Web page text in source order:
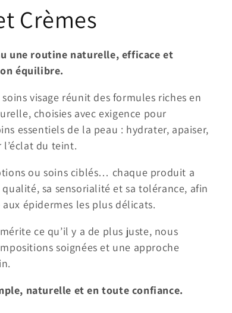
Crèmes
une routine naturelle, efficace et
équilibre.
visage réunit des formules riches en
choisies avec exigence pour
essentiels de la peau : hydrater, apaiser,
du teint.
ou soins ciblés… chaque produit a
sa sensorialité et sa tolérance, afin
épidermes les plus délicats.
ce qu’il y a de plus juste, nous
soignées et une approche
naturelle et en toute confiance.